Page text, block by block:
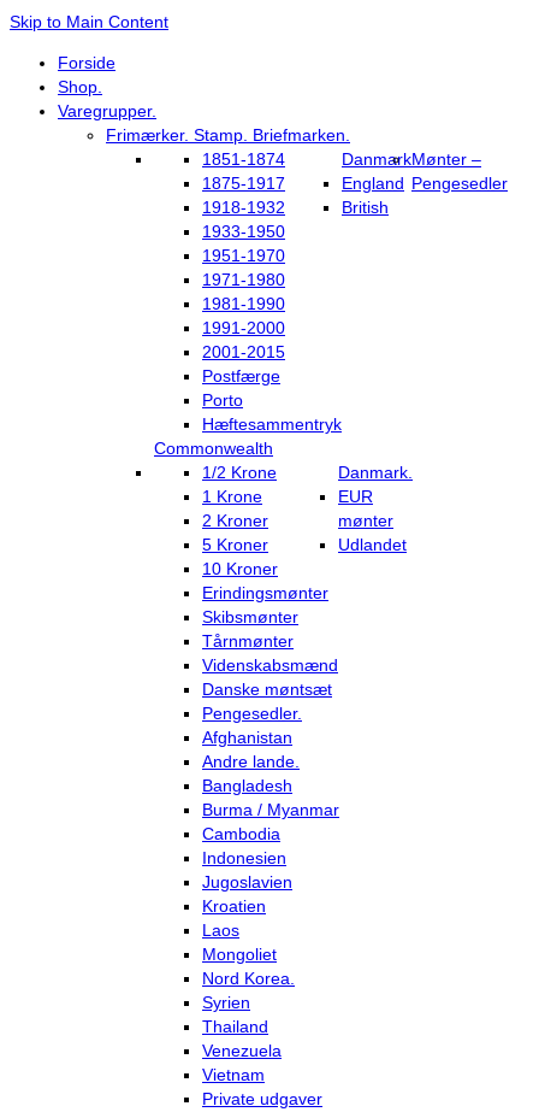
Skip to Main Content
Forside
Shop.
Varegrupper.
Frimærker. Stamp. Briefmarken.
Danmark
1851-1874
1875-1917
1918-1932
1933-1950
1951-1970
1971-1980
1981-1990
1991-2000
2001-2015
Postfærge
Porto
Hæftesammentryk
England
British
Commonwealth
Mønter –
Pengesedler
Danmark.
1/2 Krone
1 Krone
2 Kroner
5 Kroner
10 Kroner
Erindingsmønter
Skibsmønter
Tårnmønter
Videnskabsmænd
Danske møntsæt
Pengesedler.
EUR
mønter
Udlandet
Afghanistan
Andre lande.
Bangladesh
Burma / Myanmar
Cambodia
Indonesien
Jugoslavien
Kroatien
Laos
Mongoliet
Nord Korea.
Syrien
Thailand
Venezuela
Vietnam
Private udgaver